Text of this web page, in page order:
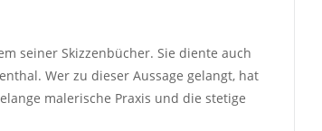
seiner Skizzenbücher. Sie diente auch
Wer zu dieser Aussage gelangt, hat
malerische Praxis und die stetige